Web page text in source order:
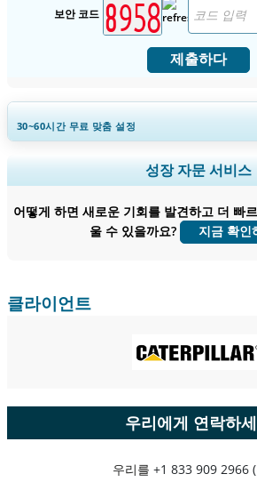
보안 코드
제출하다
30~60시간무료 맞춤 설정
지역 및 국가 범위 확장, 세그먼트 분석, 기업 프
종 사용자 인사이트.
지금 맞춤 설정
성장 자문 서비스
어떻게 하면 새로운 기회를 발견하고 더 빠
울 수 있을까요?
지금 확인
클라이언트
우리에게 연락하
우리를 +1 833 909 2966